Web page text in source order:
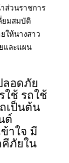
ส่วนราชการ
ยมสมบัติ
ให้นางสาว
และแผน
ลอดภัย
ใช้ รถใช้
เป็นต้น
ต์
าใจ มี
คีภัยใน